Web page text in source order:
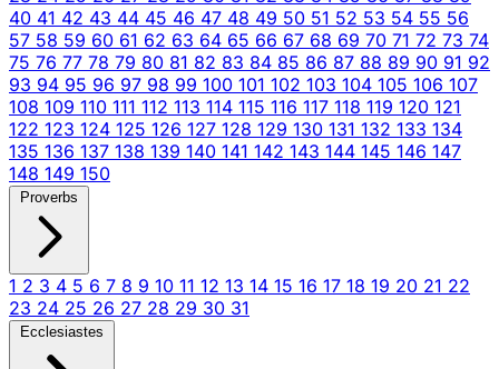
40 41 42 43 44 45 46 47 48 49 50 51 52 53 54 55 56
57 58 59 60 61 62 63 64 65 66 67 68 69 70 71 72 73 74
75 76 77 78 79 80 81 82 83 84 85 86 87 88 89 90 91 92
93 94 95 96 97 98 99 100 101 102 103 104 105 106 107
108 109 110 111 112 113 114 115 116 117 118 119 120 121
122 123 124 125 126 127 128 129 130 131 132 133 134
135 136 137 138 139 140 141 142 143 144 145 146 147
148 149 150
Proverbs
1 2 3 4 5 6 7 8 9 10 11 12 13 14 15 16 17 18 19 20 21 22
23 24 25 26 27 28 29 30 31
Ecclesiastes